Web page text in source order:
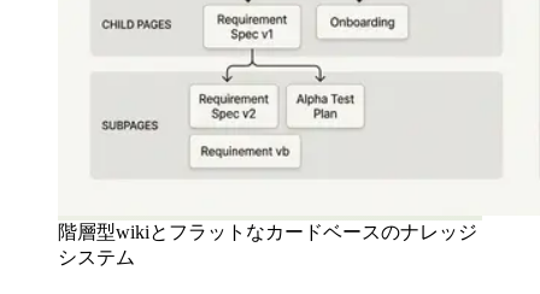
階層型wikiとフラットなカードベースのナレッジ
システム